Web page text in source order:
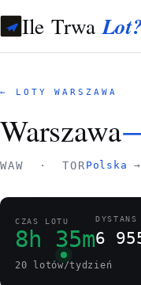
Ile Trwa
← LOTY WARSZAWA
Warszawa
WAW · TOR Polska
CZAS LOTU
8h 35m
DYSTANS
6
20 lotów/tydzień